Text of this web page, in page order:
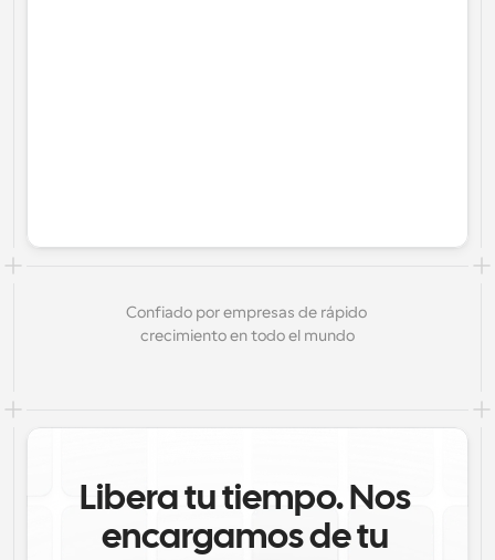
Confiado por empresas de rápido
crecimiento en todo el mundo
Libera tu tiempo. Nos
encargamos de tu